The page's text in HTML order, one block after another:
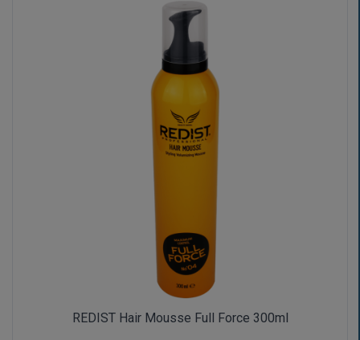
REDIST Hair Mousse Full Force 300ml